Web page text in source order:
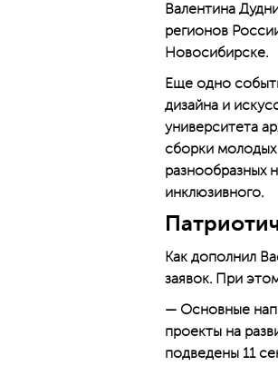
Валентина
регионов
Новосибирске.
Еще одно
дизайна и
университета
сборки
разнообразных
инклюзивного.
Как дополнил
заявок. При
— Основные
проекты на
подведены 11